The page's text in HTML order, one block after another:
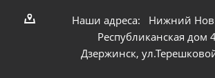
Наши адреса: Нижний
Республиканская дом
Дзержинск,